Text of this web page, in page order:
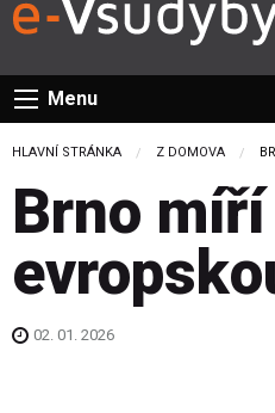
Menu
HLAVNÍ STRÁNKA Z DOMOVA
Brno
02. 01. 2026